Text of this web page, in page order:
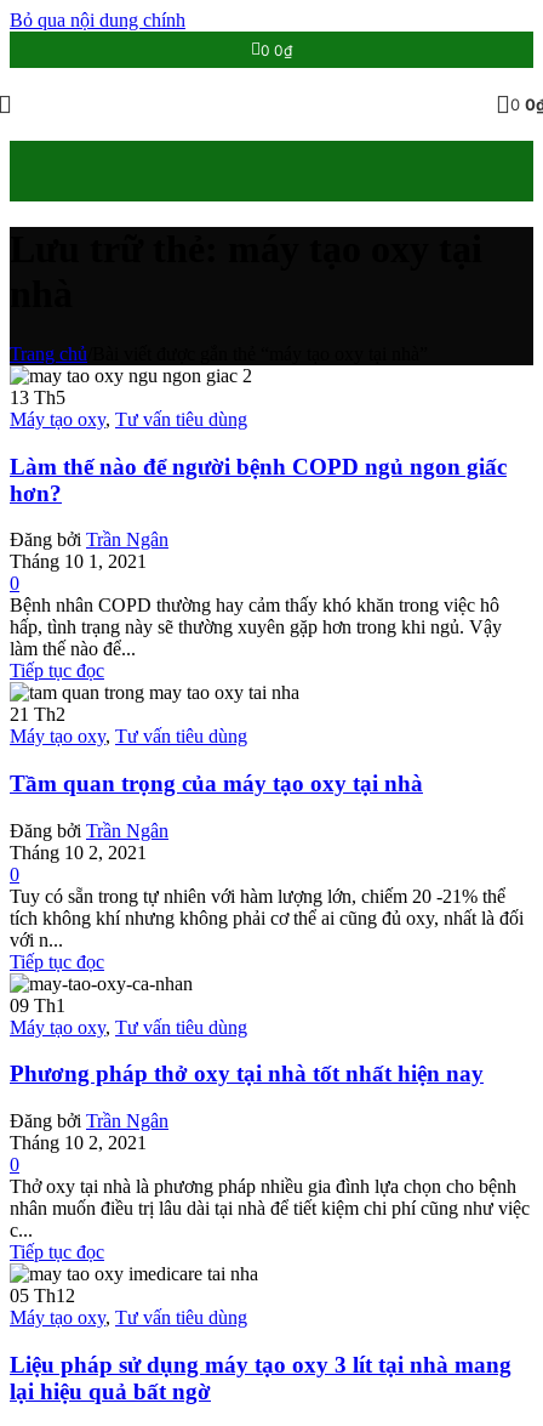
Bỏ qua nội dung chính
0 0₫
0 0
Trang chủ
13 Th5
Máy tạo oxy, Tư vấn tiêu dùng
Làm thế nào để người bệnh COPD ngủ ngon giấc
hơn?
Đăng bởi Trần Ngân
Tháng 10 1, 2021
0
Bệnh nhân COPD thường hay cảm thấy khó khăn trong việc hô
hấp, tình trạng này sẽ thường xuyên gặp hơn trong khi ngủ. Vậy
làm thế nào để...
Tiếp tục đọc
21 Th2
Máy tạo oxy, Tư vấn tiêu dùng
Tầm quan trọng của máy tạo oxy tại nhà
Đăng bởi Trần Ngân
Tháng 10 2, 2021
0
Tuy có sẵn trong tự nhiên với hàm lượng lớn, chiếm 20 -21% thể
tích không khí nhưng không phải cơ thể ai cũng đủ oxy, nhất là đối
với n...
Tiếp tục đọc
09 Th1
Máy tạo oxy, Tư vấn tiêu dùng
Phương pháp thở oxy tại nhà tốt nhất hiện nay
Đăng bởi Trần Ngân
Tháng 10 2, 2021
0
Thở oxy tại nhà là phương pháp nhiều gia đình lựa chọn cho bệnh
nhân muốn điều trị lâu dài tại nhà để tiết kiệm chi phí cũng như việc
c...
Tiếp tục đọc
05 Th12
Máy tạo oxy, Tư vấn tiêu dùng
Liệu pháp sử dụng máy tạo oxy 3 lít tại nhà mang
lại hiệu quả bất ngờ